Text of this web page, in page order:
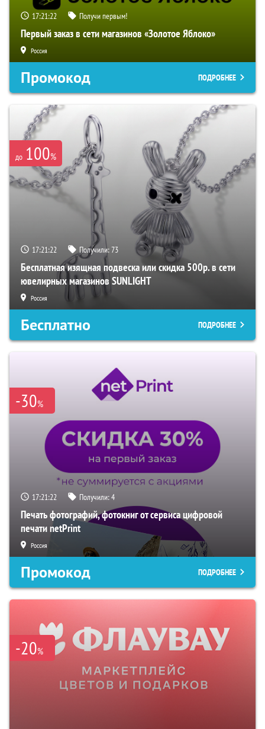
17:21:22 Получи первым!
Первый заказ в сети магазинов «Золотое Яблоко»
Россия
Промокод ПОДРОБНЕЕ
до 100%
17:21:22 Получили:73
Бесплатная изящная подвеска или скидка 500р. в сети
ювелирных магазинов SUNLIGHT
Россия
Бесплатно ПОДРОБНЕЕ
-30%
17:21:22 Получили:4
Печать фотографий, фотокниг от сервиса цифровой
печати netPrint
Россия
Промокод ПОДРОБНЕЕ
-20%